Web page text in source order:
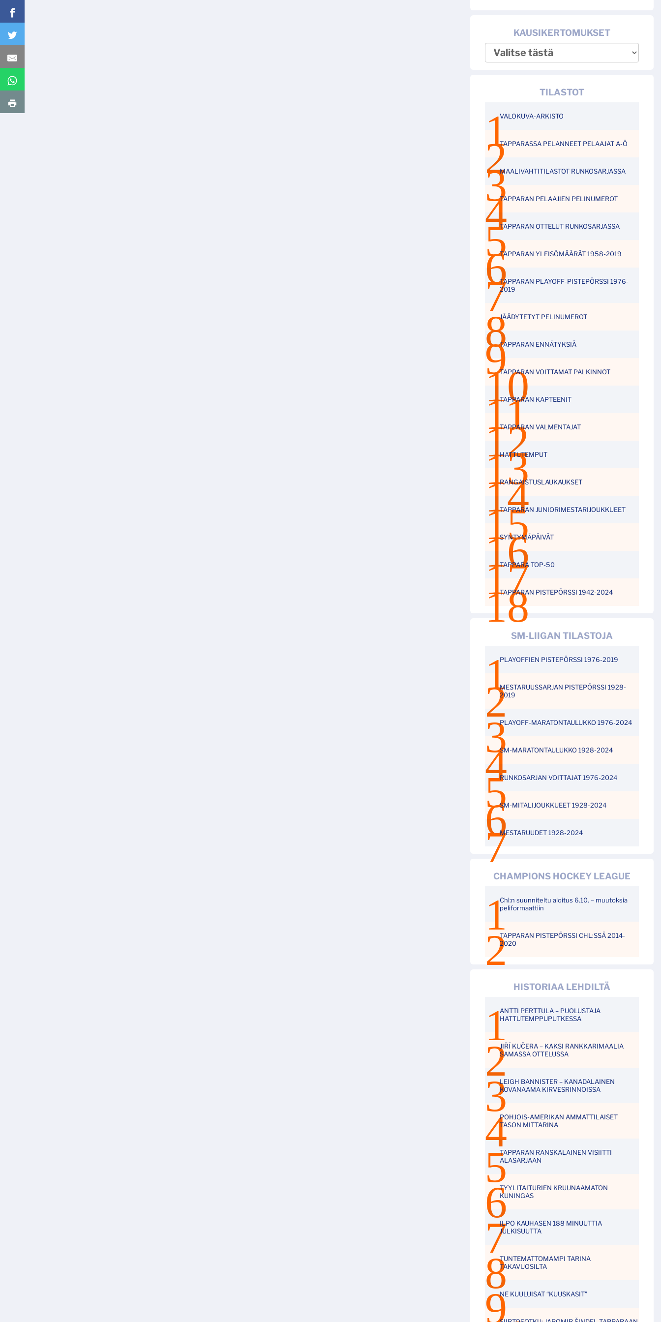
KAUSIKERTOMUKSET
TILASTOT
VALOKUVA-ARKISTO
TAPPARASSA PELANNEET PELAAJAT A-Ö
MAALIVAHTITILASTOT RUNKOSARJASSA
TAPPARAN PELAAJIEN PELINUMEROT
TAPPARAN OTTELUT RUNKOSARJASSA
TAPPARAN YLEISÖMÄÄRÄT 1958-2019
TAPPARAN PLAYOFF-PISTEPÖRSSI 1976-
2019
JÄÄDYTETYT PELINUMEROT
TAPPARAN ENNÄTYKSIÄ
TAPPARAN VOITTAMAT PALKINNOT
TAPPARAN KAPTEENIT
TAPPARAN VALMENTAJAT
HATTUTEMPUT
RANGAISTUSLAUKAUKSET
TAPPARAN JUNIORIMESTARIJOUKKUEET
SYNTYMÄPÄIVÄT
TAPPARA TOP-50
TAPPARAN PISTEPÖRSSI 1942-2024
SM-LIIGAN TILASTOJA
PLAYOFFIEN PISTEPÖRSSI 1976-2019
MESTARUUSSARJAN PISTEPÖRSSI 1928-
2019
PLAYOFF-MARATONTAULUKKO 1976-2024
SM-MARATONTAULUKKO 1928-2024
RUNKOSARJAN VOITTAJAT 1976-2024
SM-MITALIJOUKKUEET 1928-2024
MESTARUUDET 1928-2024
CHAMPIONS HOCKEY LEAGUE
Chl:n suunniteltu aloitus 6.10. – muutoksia
peliformaattiin
TAPPARAN PISTEPÖRSSI CHL:SSÄ 2014-
2020
HISTORIAA LEHDILTÄ
ANTTI PERTTULA – PUOLUSTAJA
HATTUTEMPPUPUTKESSA
JIŘÍ KUČERA – KAKSI RANKKARIMAALIA
SAMASSA OTTELUSSA
LEIGH BANNISTER – KANADALAINEN
KOVANAAMA KIRVESRINNOISSA
POHJOIS-AMERIKAN AMMATTILAISET
TASON MITTARINA
TAPPARAN RANSKALAINEN VISIITTI
ALASARJAAN
TYYLITAITURIEN KRUUNAAMATON
KUNINGAS
ILPO KAUHASEN 188 MINUUTTIA
JULKISUUTTA
TUNTEMATTOMAMPI TARINA
TAKAVUOSILTA
NE KUULUISAT “KUUSKASIT”